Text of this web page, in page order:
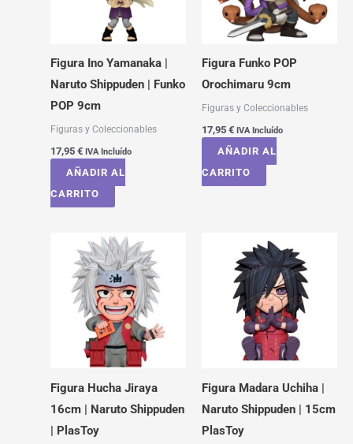
Figura Ino Yamanaka |
Naruto Shippuden | Funko
POP 9cm
Figuras y Coleccionables
17,95 € IVA Incluído
AÑADIR AL
CARRITO
Figura Funko POP
Orochimaru 9cm
Figuras y Coleccionables
17,95 € IVA Incluído
AÑADIR AL
CARRITO
Figura Hucha Jiraya
16cm | Naruto Shippuden
| PlasToy
Figura Madara Uchiha |
Naruto Shippuden | 15cm
PlasToy